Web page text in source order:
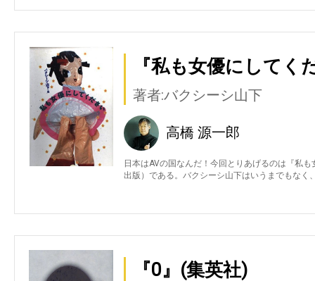
『私も女優にしてく
著者:バクシーシ山下
高橋 源一郎
日本はAVの国なんだ！今回とりあげるのは『私
出版）である。バクシーシ山下はいうまでもなく
『0』(集英社)